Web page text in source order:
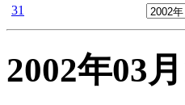
31
2002年03